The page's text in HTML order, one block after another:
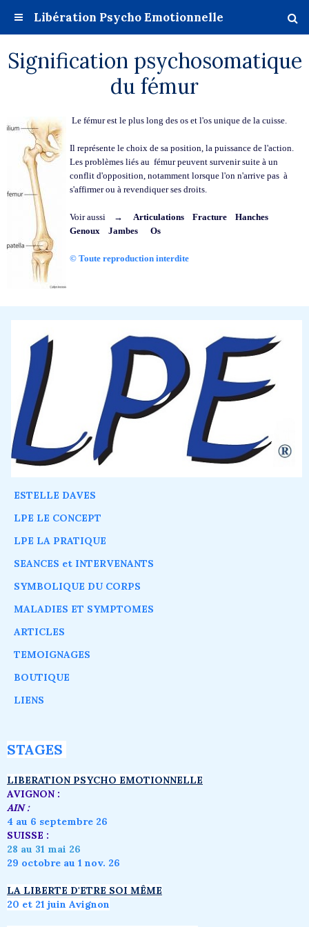
Libération Psycho Emotionnelle
Signification psychosomatique
du fémur
Le fémur est le plus long des os et l'os unique de la cuisse.
Il représente le choix de sa position, la puissance de l'action.
Les problèmes liés au fémur peuvent survenir suite à un
conflit d'opposition, notamment lorsque l'on n'arrive pas à
s'affirmer ou à revendiquer ses droits.
Voir aussi → Articulations Fracture
Hanches
Genoux
Jambes Os
© Toute reproduction interdite
ESTELLE DAVES
LPE LE CONCEPT
LPE LA PRATIQUE
SEANCES et INTERVENANTS
SYMBOLIQUE DU CORPS
MALADIES ET SYMPTOMES
ARTICLES
TEMOIGNAGES
BOUTIQUE
LIENS
STAGES
LIBERATION PSYCHO EMOTIONNELLE
AVIGNON :
AIN :
4 au 6 septembre 26
SUISSE :
28 au 31 mai 26
29 octobre au 1 nov. 26
LA LIBERTE D'ETRE SOI MÊME
20 et 21 juin Avignon